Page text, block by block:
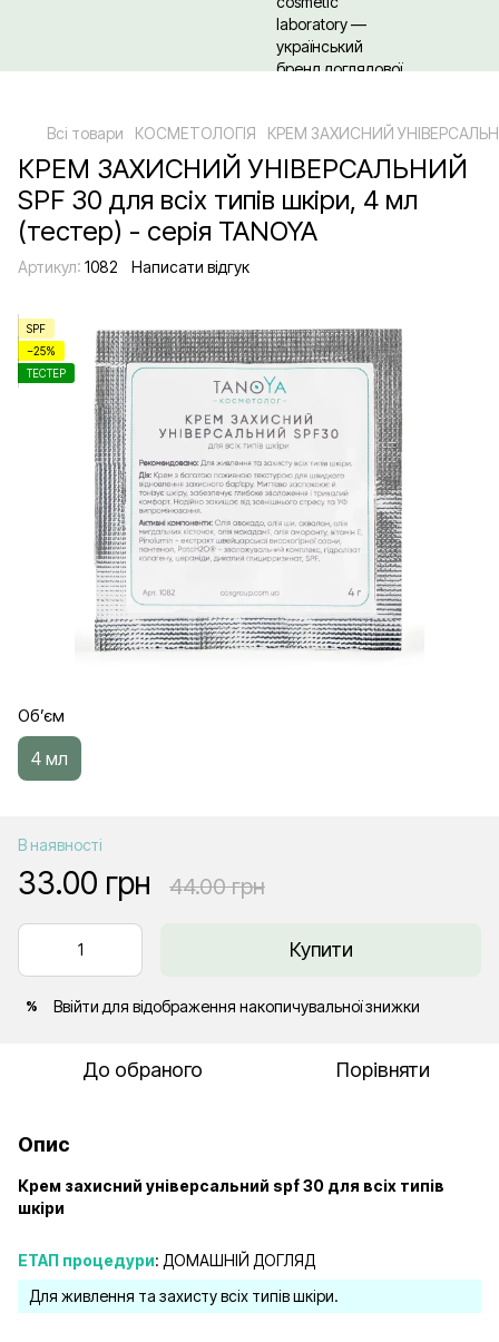
Всі товари КОСМЕТОЛОГІЯ КРЕМ ЗАХИСНИЙ
КРЕМ ЗАХИСНИЙ УНІВЕРСАЛЬНИЙ
SPF 30 для всіх типів шкіри, 4 мл
(тестер) - серія TANOYA
Артикул: 1082 Написати відгук
SPF
−25%
ТЕСТЕР
Об’єм
4 мл
В наявності
33.00 грн 44.00 грн
Купити
% Ввійти для відображення накопичувальної знижки
До обраного Порівняти
Опис
Крем захисний універсальний spf 30 для всіх типів
шкіри
ЕТАП процедури: ДОМАШНІЙ ДОГЛЯД
Для живлення та захисту всіх типів шкіри.